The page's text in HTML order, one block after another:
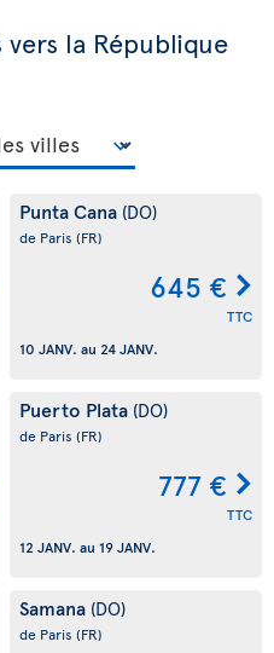
la République
Punta Cana (DO)
de Paris (FR)
645 €
TTC
10 JANV. au 24 JANV.
Puerto Plata (DO)
de Paris (FR)
777 €
TTC
12 JANV. au 19 JANV.
Samana (DO)
de Paris (FR)